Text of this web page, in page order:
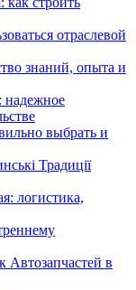
отраслевой
знаний, опыта и
надежное
выбрать и
Традиції
логистика,
в